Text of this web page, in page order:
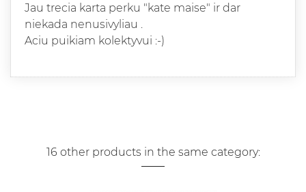
Jau trecia karta perku "kate maise" ir dar
niekada nenusivyliau .
Aciu puikiam kolektyvui :-)
16 other products in the same category: